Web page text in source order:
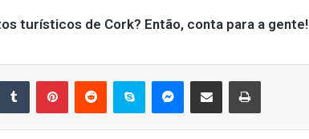
turísticos de Cork? Então, conta para a gente!
Tumblr PinterestReddit Skype Messenger
Compartilhar via e-mail Imprimir